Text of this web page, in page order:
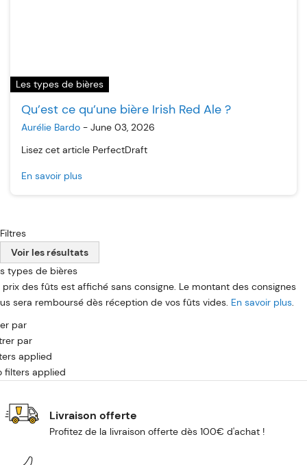
Les types de bières
Qu’est ce qu’une bière Irish Red Ale ?
Aurélie Bardo - June 03, 2026
Lisez cet article PerfectDraft
En savoir plus
Filtres
Voir les résultats
types de bières
prix des fûts est affiché sans consigne. Le montant des consignes
sera remboursé dès réception de vos fûts vides. En savoir plus.
par
par
applied
filters applied
Livraison offerte
Profitez de la livraison offerte dès 100€ d'achat !